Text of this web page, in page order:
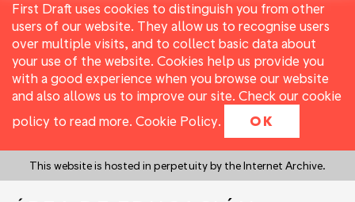
First Draft uses cookies to distinguish you from other
users of our website. They allow us to recognise users
over multiple visits, and to collect basic data about
your use of the website. Cookies help us provide you
with a good experience when you browse our website
and also allows us to improve our site. Check our cookie
policy to read more. Cookie Policy. OK
This website is hosted in perpetuity by the Internet Archive.